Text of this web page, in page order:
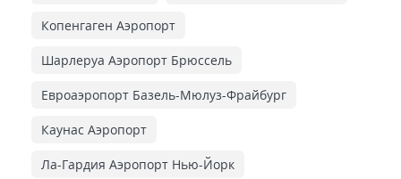
Копенгаген Аэропорт
Шарлеруа Аэропорт Брюссель
Евроаэропорт Базель-Мюлуз-Фрайбург
Каунас Аэропорт
Ла-Гардия Аэропорт Нью-Йорк